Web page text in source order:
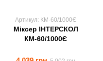
Артикул: КМ-60/1000Є
Міксер ІНТЕРСКОЛ
КМ-60/1000Є